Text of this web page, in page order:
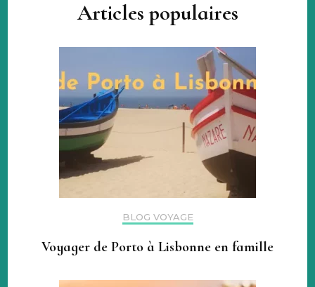
Articles populaires
BLOG VOYAGE
Voyager de Porto à Lisbonne en famille